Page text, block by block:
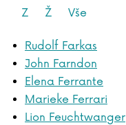
Z
Ž Vše
Rudolf Farkas
John Farndon
Elena Ferrante
Marieke Ferrari
Lion Feuchtwanger